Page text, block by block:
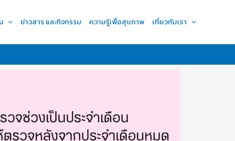
ข่าวสาร และกิจกรรม ความรู้เพื่อสุขภาพ เกี่ยวกับเรา